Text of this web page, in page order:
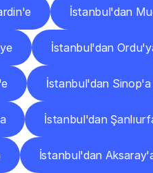
İstanbul'dan
İstanbul'dan
İstanbul'dan Sinop'a
İstanbul'dan
İstanbul'dan